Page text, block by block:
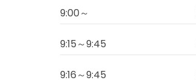
9:00～
9:15～9:45
9:16～9:45